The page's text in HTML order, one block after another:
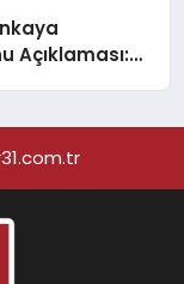
Açıklaması: